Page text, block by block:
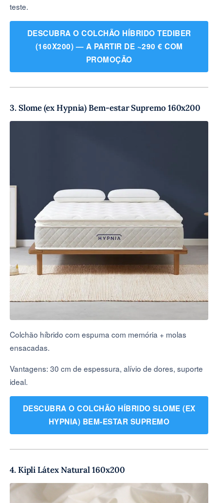
teste.
DESCUBRA O COLCHÃO HÍBRIDO TEDIBER
(160X200) — A PARTIR DE ~290 € COM
PROMOÇÃO
3. Slome (ex Hypnia) Bem-estar Supremo 160x200
Colchão híbrido com espuma com memória + molas
ensacadas.
Vantagens: 30 cm de espessura, alívio de dores, suporte
ideal.
DESCUBRA O COLCHÃO HÍBRIDO SLOME (EX
HYPNIA) BEM-ESTAR SUPREMO
4. Kipli Látex Natural 160x200